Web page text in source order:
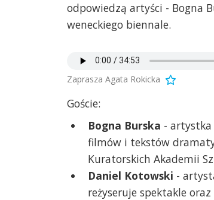
odpowiedzą artyści - Bogna
weneckiego biennale.
Zaprasza Agata Rokicka
Goście:
Bogna Burska -
filmów i tekstów
Kuratorskich Akademii
Daniel Kotowski -
reżyseruje spektakle